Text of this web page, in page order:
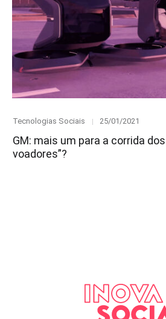
Category
Tecnologias Sociais
Posted
25/01/2021
GM: mais um para a corrida
voadores”?